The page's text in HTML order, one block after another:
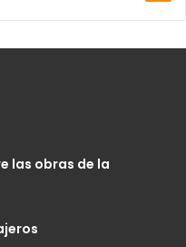
las obras de la